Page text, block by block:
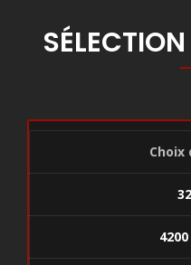
Choix